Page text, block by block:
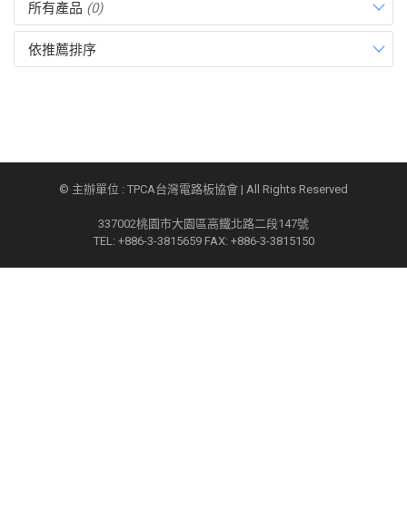
所有產品 (0)
依推薦排序
© 主辦單位 : TPCA台灣電路板協會 | All Rights Reserved
337002桃園市大園區高鐵北路二段147號
TEL: +886-3-3815659 FAX: +886-3-3815150